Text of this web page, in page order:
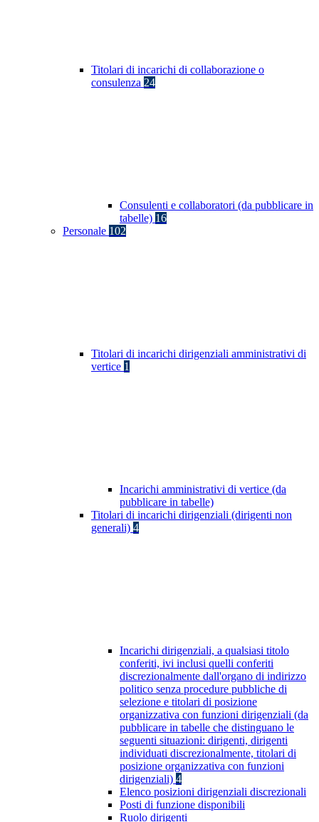
Titolari di incarichi di collaborazione o
consulenza 24
Consulenti e collaboratori (da pubblicare in
tabelle) 16
Personale 102
Titolari di incarichi dirigenziali amministrativi di
vertice 1
Incarichi amministrativi di vertice (da
pubblicare in tabelle)
Titolari di incarichi dirigenziali (dirigenti non
generali) 4
Incarichi dirigenziali, a qualsiasi titolo
conferiti, ivi inclusi quelli conferiti
discrezionalmente dall'organo di indirizzo
politico senza procedure pubbliche di
selezione e titolari di posizione
organizzativa con funzioni dirigenziali (da
pubblicare in tabelle che distinguano le
seguenti situazioni: dirigenti, dirigenti
individuati discrezionalmente, titolari di
posizione organizzativa con funzioni
dirigenziali) 4
Elenco posizioni dirigenziali discrezionali
Posti di funzione disponibili
Ruolo dirigenti